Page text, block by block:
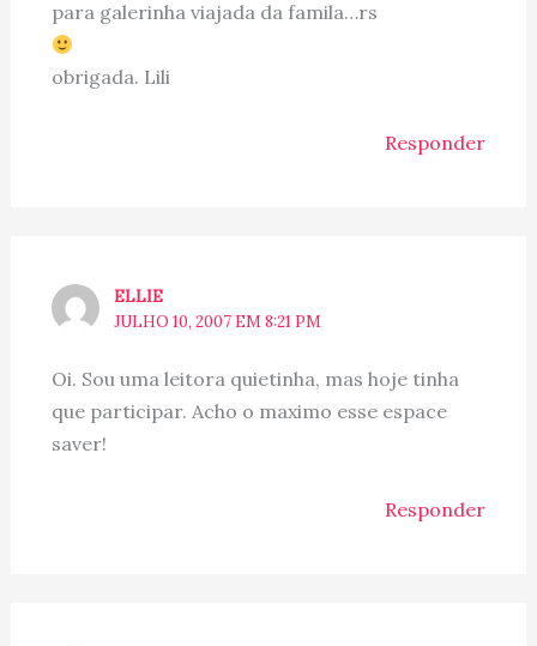
para galerinha viajada da famila…rs
obrigada. Lili
Responder
ELLIE
JULHO 10, 2007 EM 8:21 PM
Oi. Sou uma leitora quietinha, mas hoje tinha
que participar. Acho o maximo esse espace
saver!
Responder